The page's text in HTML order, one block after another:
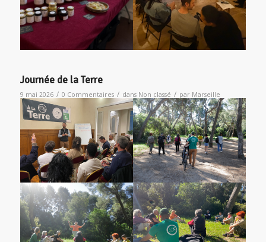
Journée de la Terre
9 mai 2026 / 0 Commentaires / dans Non classé / par Marseille